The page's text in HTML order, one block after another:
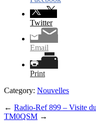
Twitter
Email
Print
Category: Nouvelles
← Radio-Ref 899 – Visite
TM0QSM →